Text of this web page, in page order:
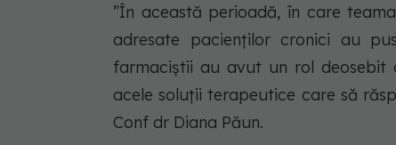
”În această perioadă, în care
adresate pacienților cronici au
farmaciștii au avut un rol
acele soluții terapeutice care să
Conf dr Diana Păun.